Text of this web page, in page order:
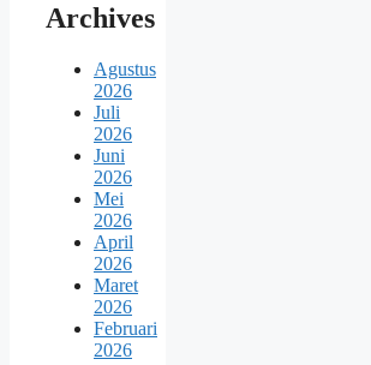
Archives
Agustus
2026
Juli
2026
Juni
2026
Mei
2026
April
2026
Maret
2026
Februari
2026